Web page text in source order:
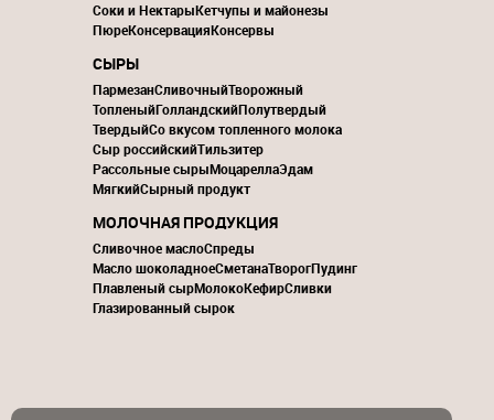
Соки и НектарыКетчупы и майонезы
ПюреКонсервацияКонсервы
СЫРЫ
ПармезанСливочныйТворожный
ТопленыйГолландскийПолутвердый
ТвердыйСо вкусом топленного молока
Сыр российскийТильзитер
Рассольные сырыМоцареллаЭдам
МягкийСырный продукт
МОЛОЧНАЯ ПРОДУКЦИЯ
Сливочное маслоСпреды
Масло шоколадноеСметанаТворогПудинг
Плавленый сырМолокоКефирСливки
Глазированный сырок